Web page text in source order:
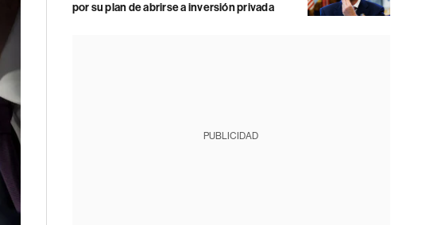
por su plan de abrirse a inversión privada
PUBLICIDAD